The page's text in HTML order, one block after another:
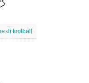
di football